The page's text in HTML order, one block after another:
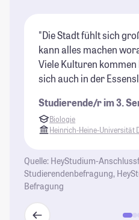
"Die Stadt fühlt sich
kann alles machen
Viele Kulturen
sich auch in der
Studierende/r im 3.
Biologie
Heinrich-Heine-Universität
Quelle: HeyStudium-
Studierendenbefragung,
Befragung